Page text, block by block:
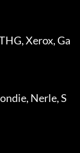
Xerox, Ga